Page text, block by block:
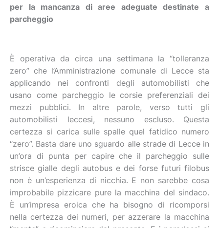
per la mancanza di aree adeguate destinate a
parcheggio
È operativa da circa una settimana la “tolleranza
zero” che l’Amministrazione comunale di Lecce sta
applicando nei confronti degli automobilisti che
usano come parcheggio le corsie preferenziali dei
mezzi pubblici. In altre parole, verso tutti gli
automobilisti leccesi, nessuno escluso. Questa
certezza si carica sulle spalle quel fatidico numero
“zero”. Basta dare uno sguardo alle strade di Lecce in
un’ora di punta per capire che il parcheggio sulle
strisce gialle degli autobus e dei forse futuri filobus
non è un’esperienza di nicchia. E non sarebbe cosa
improbabile pizzicare pure la macchina del sindaco.
È un’impresa eroica che ha bisogno di ricomporsi
nella certezza dei numeri, per azzerare la macchina